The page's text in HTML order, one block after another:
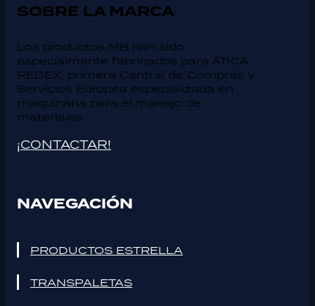
SOBRE LA MARCA
Los productos MB han sido
especialmente fabricados para ÁTICA
REDEX, primera Central de Compras y
Servicios Europea especializada en
maquinaria para el manejo de
materiales.
¡CONTACTAR!
NAVEGACIÓN
PRODUCTOS ESTRELLA
TRANSPALETAS